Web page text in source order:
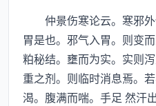
仲景伤寒论云。寒邪外
胃是也。邪气入胃。则变
粕秘结。壅而为实。实则
重之剂。则临时消息焉。
渴。腹满而喘。手足 然汗